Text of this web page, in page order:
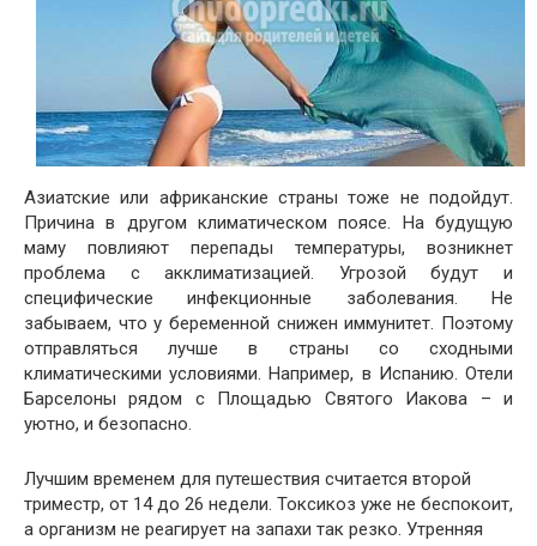
Азиатские или африканские страны тоже не подойдут.
Причина в другом климатическом поясе. На будущую
маму повлияют перепады температуры, возникнет
проблема с акклиматизацией. Угрозой будут и
специфические инфекционные заболевания. Не
забываем, что у беременной снижен иммунитет. Поэтому
отправляться лучше в страны со сходными
климатическими условиями. Например, в Испанию. Отели
Барселоны рядом с Площадью Святого Иакова – и
уютно, и безопасно.
Лучшим временем для путешествия считается второй
триместр, от 14 до 26 недели. Токсикоз уже не беспокоит,
а организм не реагирует на запахи так резко. Утренняя